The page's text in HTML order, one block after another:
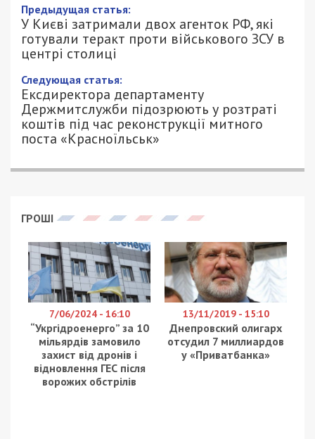
У Києві затримали двох агенток РФ,
які готували теракт проти військового
ЗСУ в центрі столиці
29/06/2026 - 15:00
АННА БАУМАН - СПЕЦИАЛЬНО ДЛЯ
49000.COM.UA
367
Служба безпеки України затримала двох агенток
російських спецслужб, які готували замах на
військовослужбовця Збройних Сил України в
центрі Києва. За даними слідства, вони